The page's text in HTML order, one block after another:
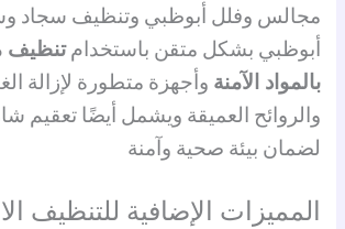
مجالس وفلل أبوظبي وتنظيف سجاد
أبوظبي بشكل متقن باستخدامتنظيف
بالمواد الآمنة وأجهزة متطورة لإزالة
والروائح العميقة ويشمل أيضًا تعقيم
لضمان بيئة صحية وآمنة
المميزات الإضافية للتنظيف